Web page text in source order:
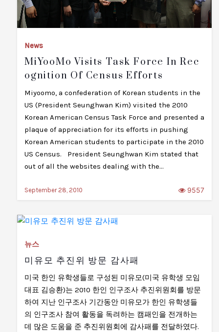
News
MiYooMo Visits Task Force In Rec
Ognition Of Census Efforts
Miyoomo, a confederation of Korean students in the
US (President Seunghwan Kim) visited the 2010
Korean American Census Task Force and presented a
plaque of appreciation for its efforts in pushing
Korean American students to participate in the 2010
US Census. President Seunghwan Kim stated that
out of all the websites dealing with the…
September 28, 2010 9557
뉴스
미유모 추진위 방문 감사패
미국 한인 유학생들로 구성된 미유모(미국 유학생 모임
대표 김승환)는 2010 한인 인구조사 추진위원회를 방문
하여 지난 인구조사 기간동안 미유모가 한인 유학생들
의 인구조사 참여 활동을 독려하는 캠패인을 전개하는
데 많은 도움을 준 추진위원회에 감사패를 전달하였다.